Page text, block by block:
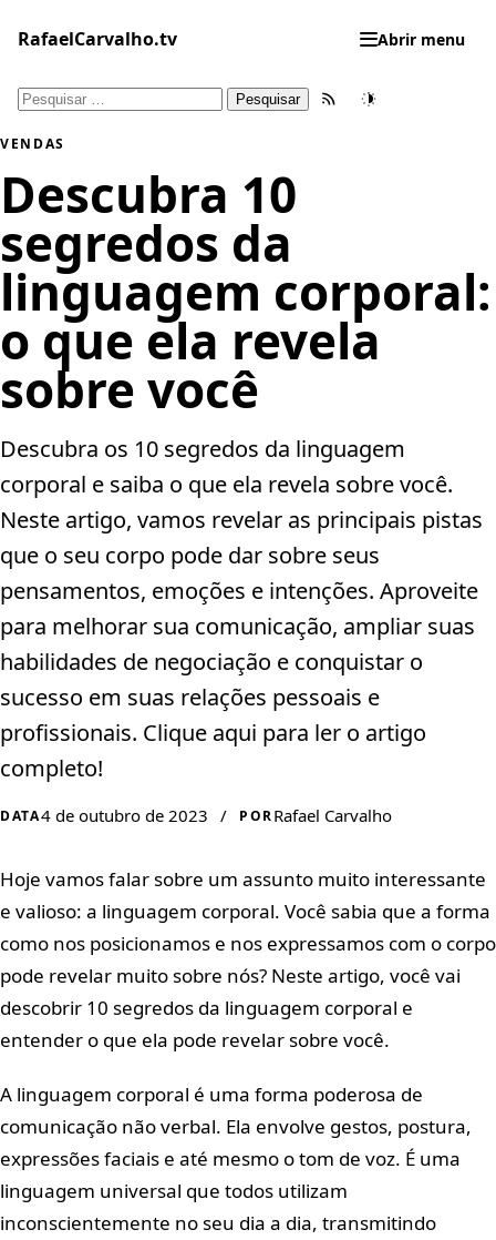
para
conteúdo
RafaelCarvalho.tv Abrir menu
Pesquisar
Feed RSSTema
VENDAS
Descubra 10
segredos da
linguagem corporal:
o que ela revela
sobre você
Descubra os 10 segredos da linguagem
corporal e saiba o que ela revela sobre você.
Neste artigo, vamos revelar as principais pistas
que o seu corpo pode dar sobre seus
pensamentos, emoções e intenções. Aproveite
para melhorar sua comunicação, ampliar suas
habilidades de negociação e conquistar o
sucesso em suas relações pessoais e
profissionais. Clique aqui para ler o artigo
completo!
DATA4 de outubro de 2023 / PORRafael Carvalho
Hoje vamos falar sobre um assunto muito interessante
e valioso: a linguagem corporal. Você sabia que a forma
como nos posicionamos e nos expressamos com o corpo
pode revelar muito sobre nós? Neste artigo, você vai
descobrir 10 segredos da linguagem corporal e
entender o que ela pode revelar sobre você.
A linguagem corporal é uma forma poderosa de
comunicação não verbal. Ela envolve gestos, postura,
expressões faciais e até mesmo o tom de voz. É uma
linguagem universal que todos utilizam
inconscientemente no seu dia a dia, transmitindo